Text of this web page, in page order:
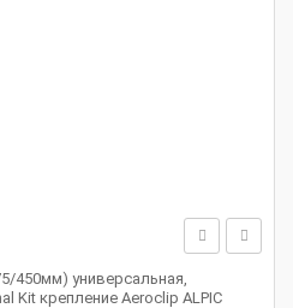
450мм) универсальная,
Kit крепление Aeroclip ALPIC